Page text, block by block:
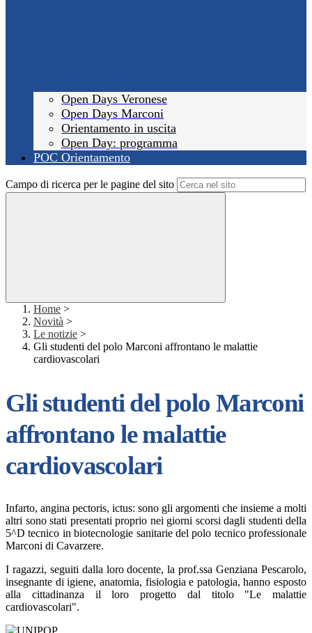
Open Days Veronese
Open Days Marconi
Orientamento in uscita
Open Day: programma
POC Orientamento
Campo di ricerca per le pagine del sito
Home >
Novità >
Le notizie >
Gli studenti del polo Marconi affrontano le malattie
cardiovascolari
Gli studenti del polo Marconi
affrontano le malattie
cardiovascolari
Infarto, angina pectoris, ictus: sono gli argomenti che insieme a molti
altri sono stati presentati proprio nei giorni scorsi dagli studenti della
5^D tecnico in biotecnologie sanitarie del polo tecnico professionale
Marconi di Cavarzere.
I ragazzi, seguiti dalla loro docente, la prof.ssa Genziana Pescarolo,
insegnante di igiene, anatomia, fisiologia e patologia, hanno esposto
alla cittadinanza il loro progetto dal titolo "Le malattie
cardiovascolari".